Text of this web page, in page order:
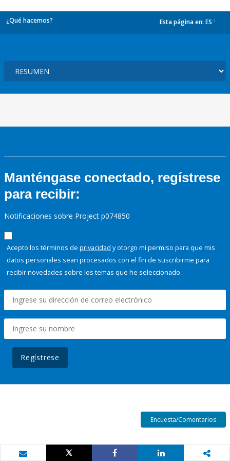
¿Qué hacemos? Esta página en: ES
Manténgase conectado, regístrese
para recibir:
Notificaciones sobre Project p074850
Acepto los términos de privacidad y otorgo mi permiso para que mis
datos personales sean procesados con el fin de suscribirme para
recibir novedades sobre los temas que he seleccionado.
Regístrese
Encuesta/Comentarios